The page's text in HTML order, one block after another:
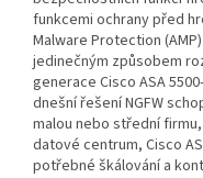
funkcemi ochrany před
Malware Protection
jedinečným způsobem
generace Cisco ASA
dnešní řešení NGFW
malou nebo střední
datové centrum, Cisco
potřebné škálování a